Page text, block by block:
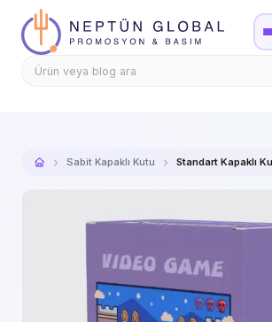
Sabit Kapaklı Kutu Standart Kapaklı